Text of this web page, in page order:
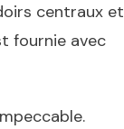
centraux et
fournie avec